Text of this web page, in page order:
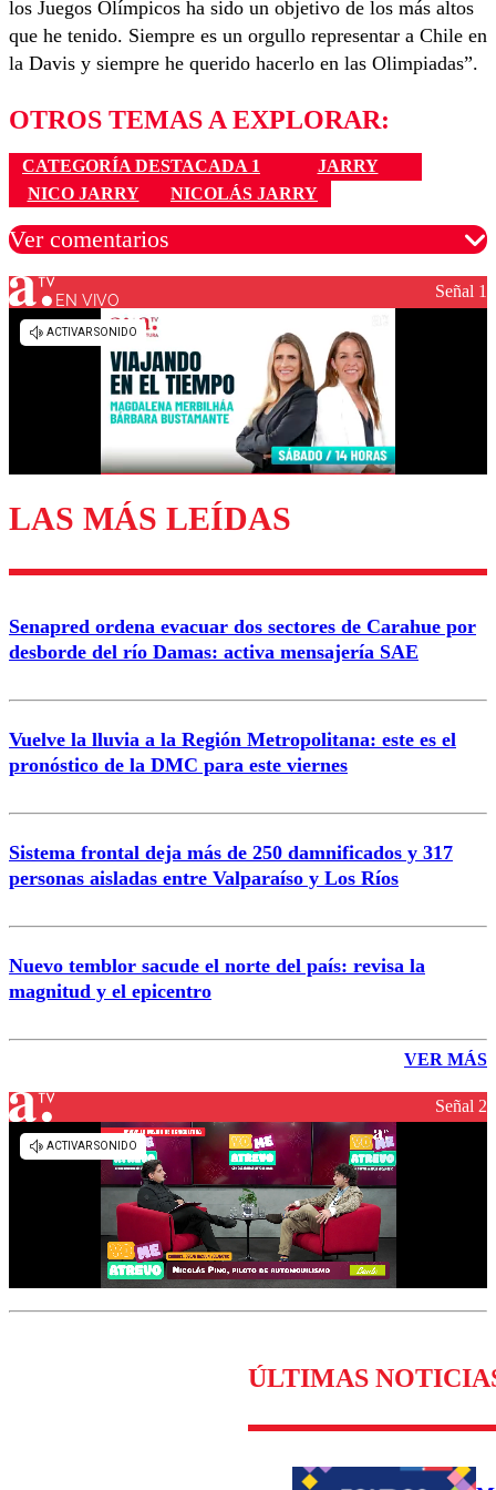
los Juegos Olímpicos ha sido un objetivo de los más altos
que he tenido. Siempre es un orgullo representar a Chile en
la Davis y siempre he querido hacerlo en las Olimpiadas”.
OTROS TEMAS A EXPLORAR:
CATEGORÍA DESTACADA 1
JARRY
NICO JARRY
NICOLÁS JARRY
Ver comentarios
Los comentarios son moderados para garantizar un
diálogo respetuoso.
Enviar comentario
EN VIVO Señal 1
LAS MÁS LEÍDAS
Senapred ordena evacuar dos sectores de Carahue por
desborde del río Damas: activa mensajería SAE
Vuelve la lluvia a la Región Metropolitana: este es el
pronóstico de la DMC para este viernes
Sistema frontal deja más de 250 damnificados y 317
personas aisladas entre Valparaíso y Los Ríos
Nuevo temblor sacude el norte del país: revisa la
magnitud y el epicentro
VER MÁS
Señal 2
ÚLTIMAS